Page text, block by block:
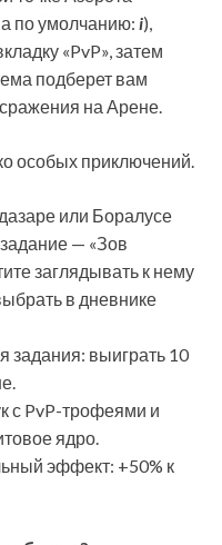
по умолчанию: i),
«PvP», затем
подберет вам
на Арене.
особых приключений.
или Боралусе
— «Зов
заглядывать к нему
в дневнике
задания: выиграть 10
с PvP-трофеями и
ядро.
эффект: +50% к